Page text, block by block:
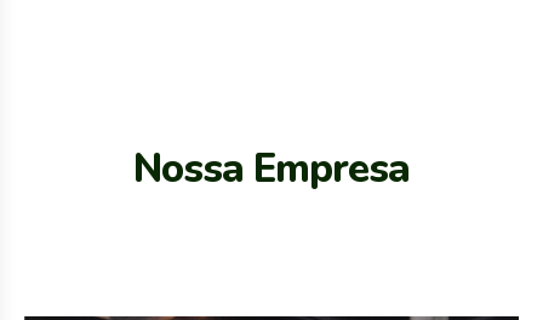
Nossa Empresa